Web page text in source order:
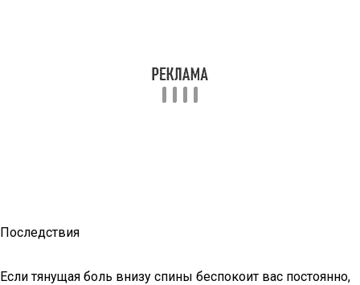
Последствия
Если тянущая боль внизу спины беспокоит вас постоянно,